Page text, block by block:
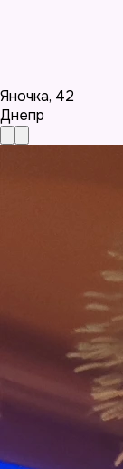
Яночка, 42
Днепр